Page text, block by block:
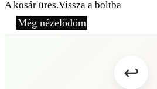
A kosár üres.Vissza a boltba
Még nézelődöm